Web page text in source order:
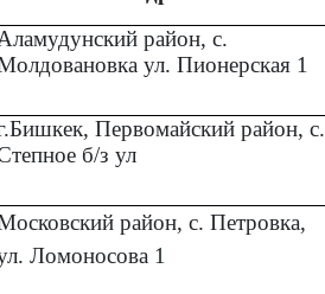
район, с.
ул. Пионерская 1
Первомайский район, с.
б/з ул
район, с. Петровка,
Ломоносова 1